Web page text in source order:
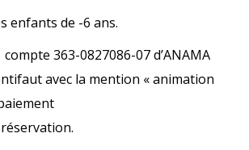
enfants de -6 ans.
363-0827086-07 d’ANAMA
avec la mention « animation